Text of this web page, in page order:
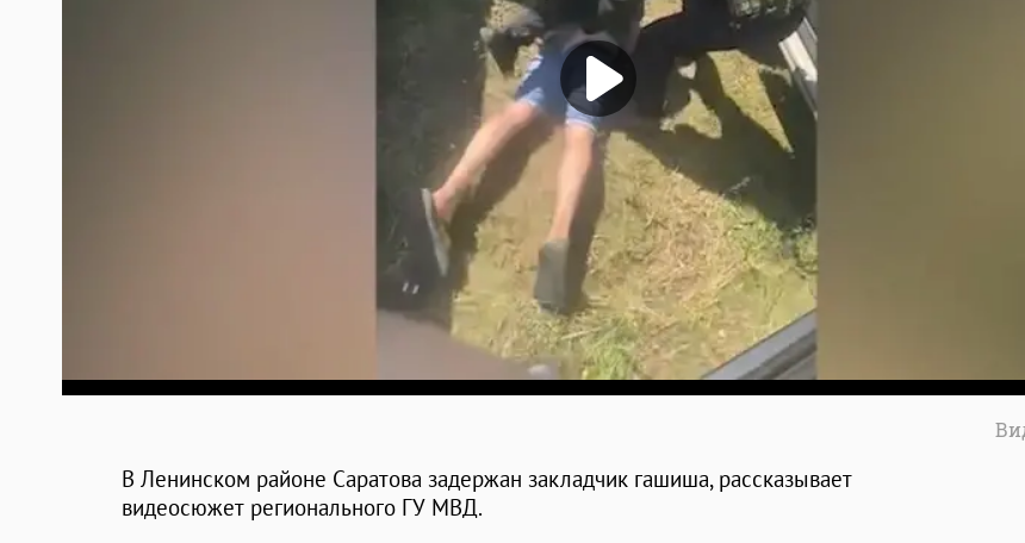
В Ленинском районе Саратова задержан закладчик гашиша, рассказывает
видеосюжет регионального ГУ МВД.